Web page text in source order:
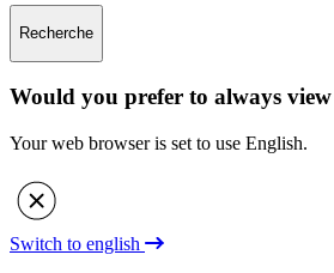
Recherche
Would you prefer to always
Your web browser is set to use English.
Switch to english